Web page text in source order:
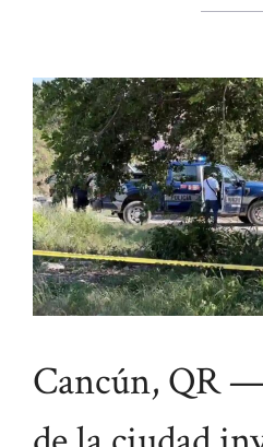
Cancún, QR